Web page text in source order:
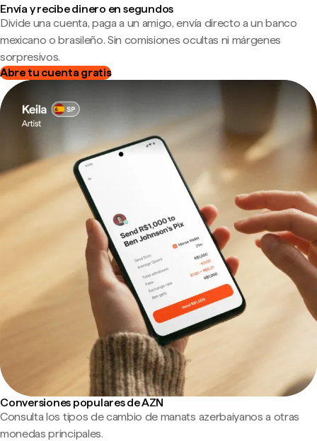
Envía y recibe dinero en segundos
Divide una cuenta, paga a un amigo, envía directo a un banco
mexicano o brasileño. Sin comisiones ocultas ni márgenes
sorpresivos.
Abre tu cuenta gratis
Conversiones populares de AZN
Consulta los tipos de cambio de manats azerbaiyanos a otras
monedas principales.